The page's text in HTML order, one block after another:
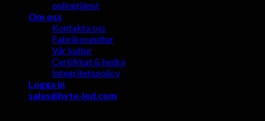
onlinetjänst
Om oss
Kontakta oss
Fabriksrundtur
Vår kultur
Certifikat & hedra
Integritetspolicy
Logga in
sales@hyte-led.com